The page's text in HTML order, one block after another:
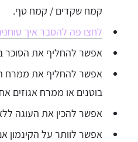
קמח שקדים / קמח טף.
לחצו פה להסבר איך
אפשר להחליף את הסוכר
אפשר להחליף את ממרח
בוטנים או ממרח אגוזים
אפשר להכין את העוגה
אפשר לוותר על הקינמון